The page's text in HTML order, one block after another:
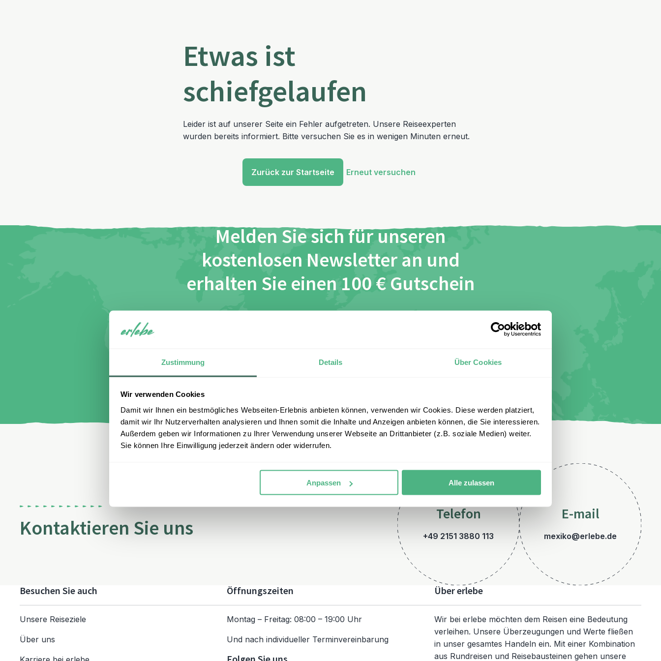
Zustimmung Details Über Cookies
Wir verwenden Cookies
Damit wir Ihnen ein bestmögliches Webseiten-Erlebnis anbieten können, verwenden wir Cookies. Diese werden platziert,
damit wir Ihr Nutzerverhalten analysieren und Ihnen somit die Inhalte und Anzeigen anbieten können, die Sie interessieren.
Außerdem geben wir Informationen zu Ihrer Verwendung unserer Webseite an Drittanbieter (z.B. soziale Medien) weiter.
Sie können Ihre Einwilligung jederzeit ändern oder widerrufen.
Anpassen Alle zulassen
Etwas ist
schiefgelaufen
Leider ist auf unserer Seite ein Fehler aufgetreten. Unsere Reiseexperten
wurden bereits informiert. Bitte versuchen Sie es in wenigen Minuten erneut.
Zurück zur Startseite Erneut versuchen
Melden Sie sich für unseren
kostenlosen Newsletter an und
erhalten Sie einen 100 € Gutschein
Kontaktieren Sie uns
Telefon
+49 2151 3880 113
E-mail
mexiko@erlebe.de
Besuchen Sie auch
Unsere Reiseziele
Über uns
Öffnungszeiten
Montag – Freitag: 08:00 – 19:00 Uhr
Und nach individueller Terminvereinbarung
Über erlebe
Wir bei erlebe möchten dem Reisen eine Bedeutung
verleihen. Unsere Überzeugungen und Werte fließen
in unser gesamtes Handeln ein. Mit einer Kombination
aus Rundreisen und Reisebausteinen gehen unsere